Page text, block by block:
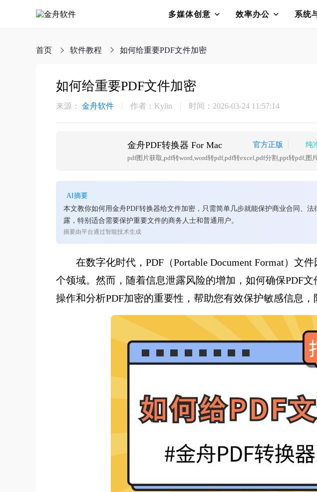
多媒体创意 效率办公 系统
首页 软件教程 如何给重要PDF文件加密
如何给重要PDF文件加密
来源： 金舟软件 作者：Kylin 时间：2026-03-24 11:57:14
金舟PDF转换器 For Mac 官方正版 纯
pdf图片获取,pdf转word,word转pdf,pdf转excel,pdf分割,ppt转pdf,图
AI摘要
本文教你如何用金舟PDF转换器给文件加密，只需简单几步就能保护商业合同、
露，特别适合需要保护重要文件的商务人士和普通用户。
摘要由平台通过智能技术生成
在数字化时代，PDF（Portable Document Format）
个领域。然而，随着信息泄露风险的增加，如何确保PDF
操作和分析PDF加密的重要性，帮助您有效保护敏感信息，